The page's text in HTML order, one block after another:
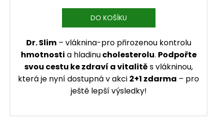
DO KOŠÍKU
Dr. Slim– vláknina-pro přirozenou kontrolu
hmotnosti a hladinucholesterolu. Podpořte
svou cestu ke zdraví a vitalitěs vlákninou,
která je nyní dostupná v akci 2+1 zdarma – pro
ještě lepší výsledky!